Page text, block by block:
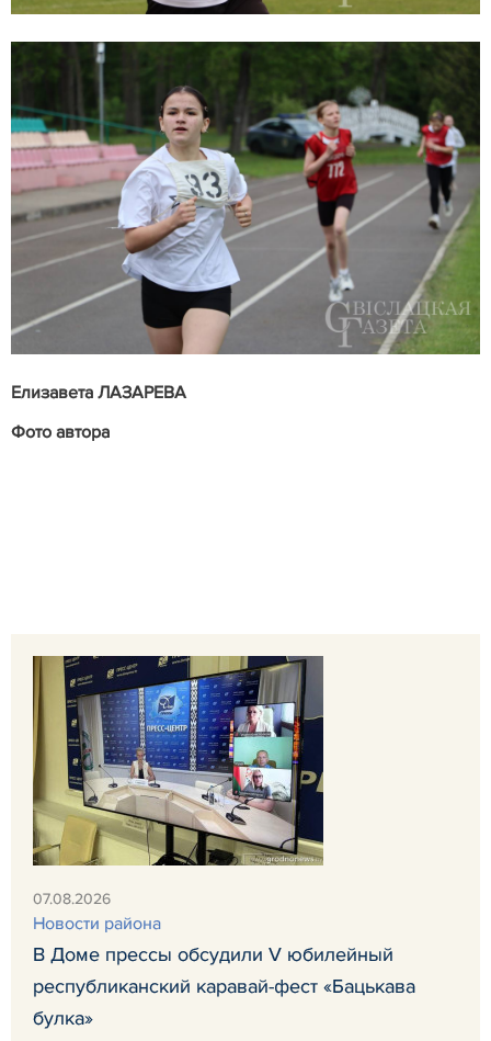
Елизавета ЛАЗАРЕВА
Фото автора
07.08.2026
Новости района
В Доме прессы обсудили V юбилейный
республиканский каравай-фест «Бацькава
булка»